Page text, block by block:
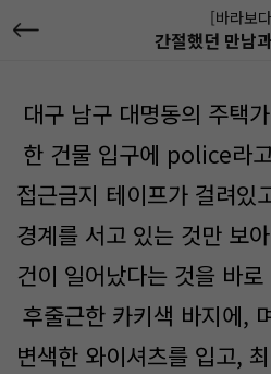
[바라보
간절했던 만남
대구 남구 대명동의 주택
한 건물 입구에 police라
접근금지 테이프가 걸려있
경계를 서고 있는 것만 보
건이 일어났다는 것을 바
후줄근한 카키색 바지에,
변색한 와이셔츠를 입고,